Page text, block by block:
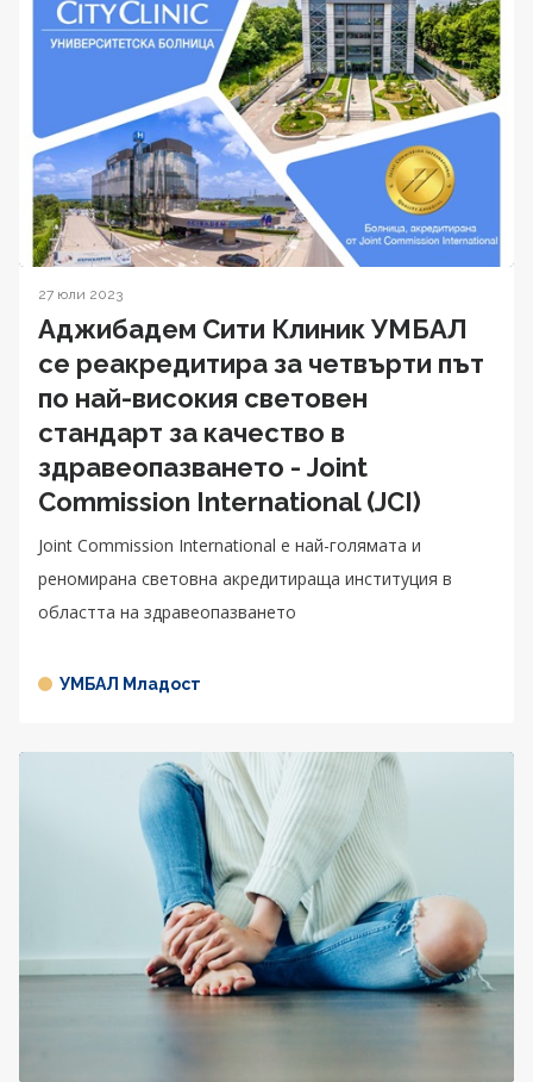
27 юли 2023
Аджибадем Сити Клиник УМБАЛ
се реакредитира за четвърти път
по най-високия световен
стандарт за качество в
здравеопазването - Joint
Commission International (JCI)
Joint Commission International е най-голямата и
реномирана световна акредитираща институция в
областта на здравеопазването
УМБАЛ Младост